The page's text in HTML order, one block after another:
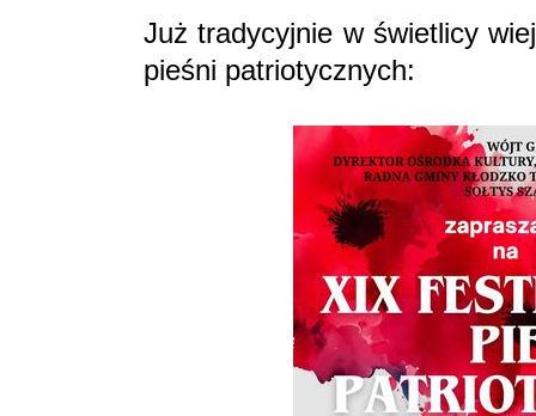
Już tradycyjnie w świetlicy
pieśni patriotycznych: